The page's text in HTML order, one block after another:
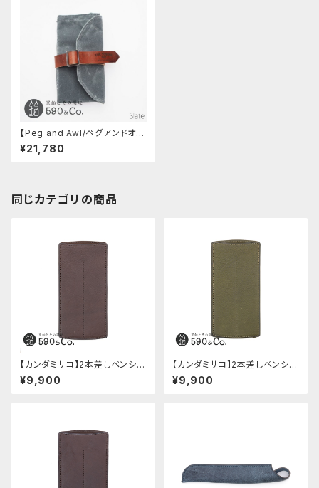
【Peg and Awl/ペグアンドオウ
ル】The Sendak Mini Artist
Roll (Slate)
¥21,780
同じカテゴリの商品
【カンダミサコ】2本差しペンシー
ス・ミネルバボックス (カスター
ニョ)
¥9,900
【カンダミサコ】2本差しペンシー
ス・ミネルバボックス (オリーバ)
¥9,900